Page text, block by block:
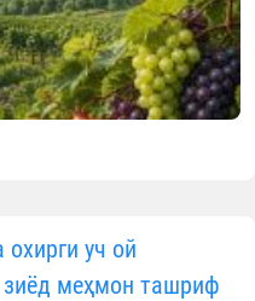
уч ой
меҳмон ташриф